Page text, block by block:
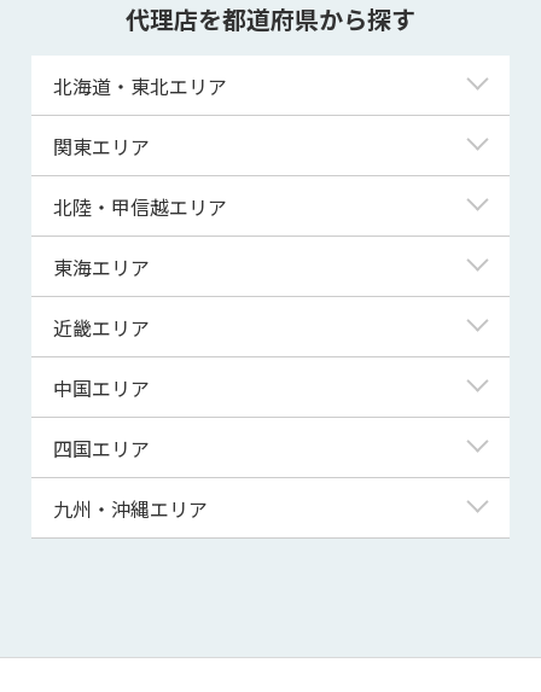
代理店を都道府県から探す
北海道・東北エリア
北海道
青森県
宮城県
秋田県
山形県
関東エリア
東京都
神奈川県
埼玉県
千葉県
茨城県
群馬県
北陸・甲信越エリア
新潟県
富山県
福井県
山梨県
長野県
東海エリア
岐阜県
静岡県
三重県
近畿エリア
滋賀県
京都府
大阪府
兵庫県
和歌山県
中国エリア
鳥取県
島根県
山口県
四国エリア
徳島県
高知県
九州・沖縄エリア